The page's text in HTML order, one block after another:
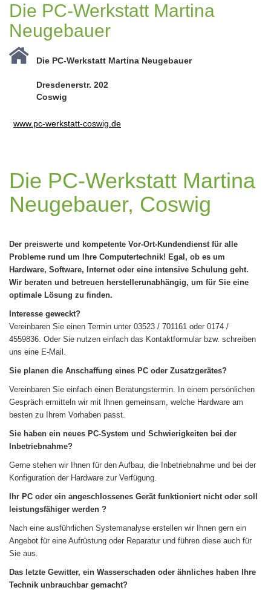
Die PC-Werkstatt Martina
Neugebauer
Die PC-Werkstatt Martina Neugebauer
Dresdenerstr. 202
Coswig
www.pc-werkstatt-coswig.de
Die PC-Werkstatt Martina
Neugebauer, Coswig
Der preiswerte und kompetente Vor-Ort-Kundendienst für alle
Probleme rund um Ihre Computertechnik! Egal, ob es um
Hardware, Software, Internet oder eine intensive Schulung geht.
Wir beraten und betreuen herstellerunabhängig, um für Sie eine
optimale Lösung zu finden.
Interesse geweckt?
Vereinbaren Sie einen Termin unter 03523 / 701161 oder 0174 /
4559836. Oder Sie nutzen einfach das Kontaktformular bzw. schreiben
uns eine E-Mail.
Sie planen die Anschaffung eines PC oder Zusatzgerätes?
Vereinbaren Sie einfach einen Beratungstermin. In einem persönlichen
Gespräch ermitteln wir mit Ihnen gemeinsam, welche Hardware am
besten zu Ihrem Vorhaben passt.
Sie haben ein neues PC-System und Schwierigkeiten bei der
Inbetriebnahme?
Gerne stehen wir Ihnen für den Aufbau, die Inbetriebnahme und bei der
Konfiguration der Hardware zur Verfügung.
Ihr PC oder ein angeschlossenes Gerät funktioniert nicht oder soll
leistungsfähiger werden ?
Nach eine ausführlichen Systemanalyse erstellen wir Ihnen gern ein
Angebot für eine Aufrüstung oder Reparatur und führen diese auch für
Sie aus.
Das letzte Gewitter, ein Wasserschaden oder ähnliches haben Ihre
Technik unbrauchbar gemacht?